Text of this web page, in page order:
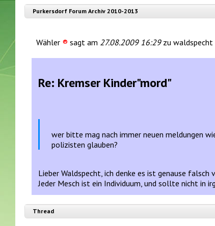
Purkersdorf Forum Archiv 2010-2013
Wähler ® sagt am 27.08.2009 16:29zu waldspecht
Re: Kremser Kinder"mord"
wer bitte mag nach immer neuen meldungen
polizisten glauben?
Lieber Waldspecht, ich denke es ist genause falsch
Jeder Mesch ist ein Individuum, und sollte nicht in
Thread